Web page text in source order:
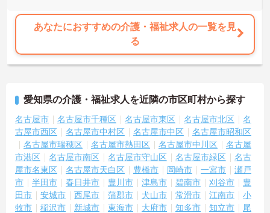
あなたにおすすめの介護・福祉求人の一覧を見
る
愛知県の介護・福祉求人を近隣の市区町村から探す
名古屋市 名古屋市千種区 名古屋市東区 名古屋市北区
名
古屋市西区
名古屋市中村区 名古屋市中区
名古屋市昭和区
名古屋市瑞穂区
名古屋市熱田区 名古屋市中川区
名古屋
市港区
名古屋市南区 名古屋市守山区 名古屋市緑区
名古
屋市名東区
名古屋市天白区 豊橋市 岡崎市 一宮市
瀬戸
市
半田市 春日井市 豊川市 津島市 碧南市 刈谷市
豊
田市
安城市 西尾市 蒲郡市 犬山市 常滑市 江南市
小
牧市
稲沢市 新城市 東海市 大府市 知多市 知立市
尾